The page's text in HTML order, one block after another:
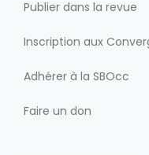
Publier dans la revue
Inscription aux
Adhérer à la SBOcc
Faire un don